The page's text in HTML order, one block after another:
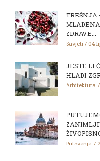
TREŠNJA
ZDRAVE...
Savjeti 04
JESTE LI
HLADI
Arhitektura
Putovanja